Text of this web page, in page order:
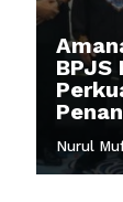
BPJS
Nurul